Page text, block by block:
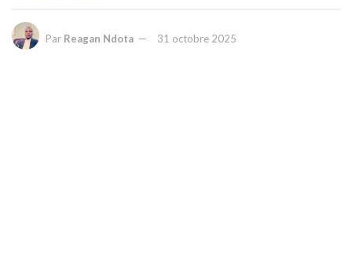
Par Reagan Ndota 31 octobre 2025